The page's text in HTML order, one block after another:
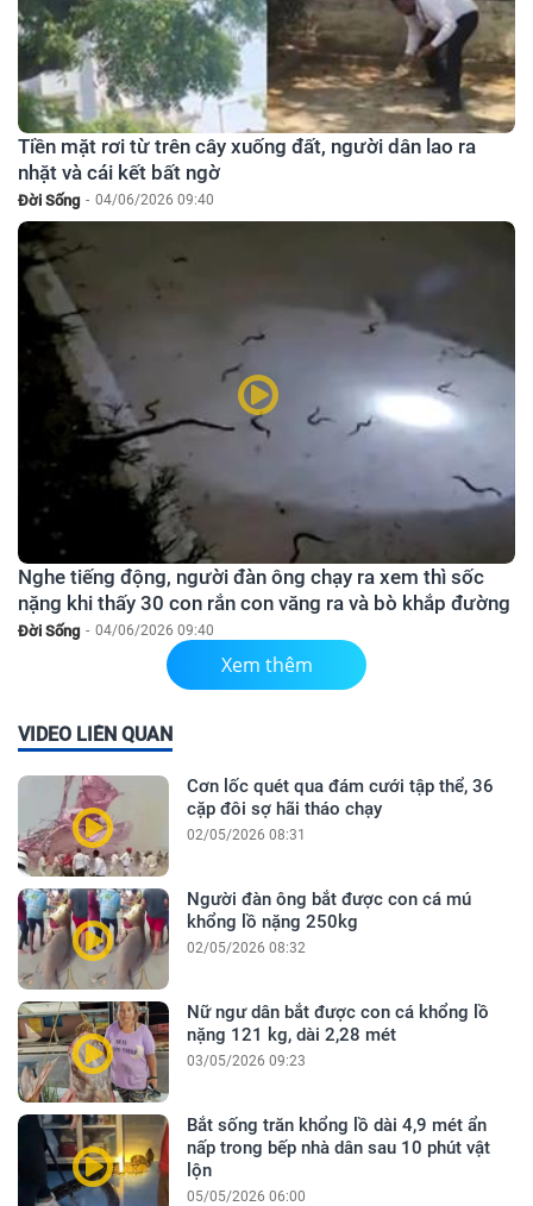
Tiền mặt rơi từ trên cây xuống đất, người dân lao ra
nhặt và cái kết bất ngờ
Đời Sống - 04/06/2026 09:40
Nghe tiếng động, người đàn ông chạy ra xem thì sốc
nặng khi thấy 30 con rắn con văng ra và bò khắp đường
Đời Sống - 04/06/2026 09:40
Xem thêm
VIDEO LIÊN QUAN
Cơn lốc quét qua đám cưới tập thể, 36
cặp đôi sợ hãi tháo chạy
02/05/2026 08:31
Người đàn ông bắt được con cá mú
khổng lồ nặng 250kg
02/05/2026 08:32
Nữ ngư dân bắt được con cá khổng lồ
nặng 121 kg, dài 2,28 mét
03/05/2026 09:23
Bắt sống trăn khổng lồ dài 4,9 mét ẩn
nấp trong bếp nhà dân sau 10 phút vật
lộn
05/05/2026 06:00